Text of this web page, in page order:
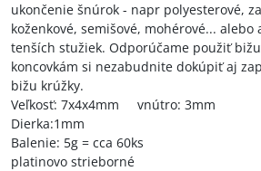
ukončenie šnúrok - napr polyesterové,
koženkové, semišové, mohérové... alebo
tenších stužiek. Odporúčame použiť
koncovkám si nezabudnite dokúpiť aj
bižu krúžky.
Veľkosť: 7x4x4mm vnútro: 3mm
Dierka:1mm
Balenie: 5g = cca 60ks
platinovo strieborné